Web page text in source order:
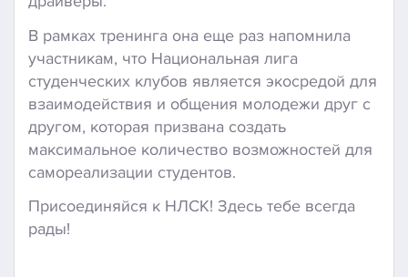
В рамках тренинга она еще раз напомнила
участникам, что Национальная лига
студенческих клубов является экосредой для
взаимодействия и общения молодежи друг с
другом, которая призвана создать
максимальное количество возможностей для
самореализации студентов.
Присоединяйся к НЛСК! Здесь тебе всегда
рады!